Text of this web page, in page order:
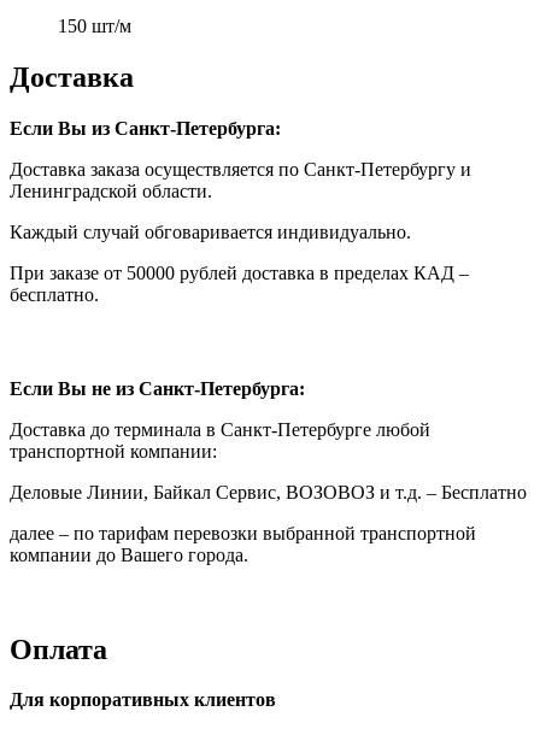
150 шт/м
Доставка
Если Вы из Санкт-Петербурга:
Доставка заказа осуществляется по Санкт-Петербургу и
Ленинградской области.
Каждый случай обговаривается индивидуально.
При заказе от 50000 рублей доставка в пределах КАД –
бесплатно.
Если Вы не из Санкт-Петербурга:
Доставка до терминала в Санкт-Петербурге любой
транспортной компании:
Деловые Линии, Байкал Сервис, ВОЗОВОЗ и т.д. – Бесплатно
далее – по тарифам перевозки выбранной транспортной
компании до Вашего города.
Оплата
Для корпоративных клиентов